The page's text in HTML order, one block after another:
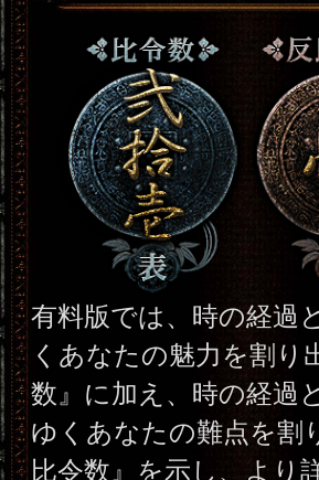
アドバイスとしてあなたに示しま
す。
動作環境
この占い番組は、次の環境でご利用
ください。
Android 5.0以降
＜ブラウザ＞
OSに標準搭載されているブラウ
ザ。
※JavaScriptの設定をオンにしてご
利用ください。